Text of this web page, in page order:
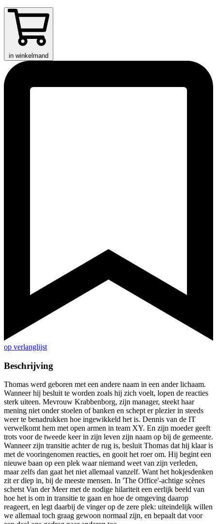
in winkelmand
op verlanglijst
Beschrijving
Thomas werd geboren met een andere naam in een ander lichaam.
Wanneer hij besluit te worden zoals hij zich voelt, lopen de reacties
sterk uiteen. Mevrouw Krabbenborg, zijn manager, steekt haar
mening niet onder stoelen of banken en schept er plezier in steeds
weer te benadrukken hoe ingewikkeld het is. Dennis van de IT
verwelkomt hem met open armen in team XY. En zijn moeder geeft
trots voor de tweede keer in zijn leven zijn naam op bij de gemeente.
Wanneer zijn transitie achter de rug is, besluit Thomas dat hij klaar is
met de vooringenomen reacties, en gooit het roer om. Hij begint een
nieuwe baan op een plek waar niemand weet van zijn verleden,
maar zelfs dan gaat het niet allemaal vanzelf. Want het hokjesdenken
zit er diep in, bij de meeste mensen. In 'The Office'-achtige scènes
schetst Van der Meer met de nodige hilariteit een eerlijk beeld van
hoe het is om in transitie te gaan en hoe de omgeving daarop
reageert, en legt daarbij de vinger op de zere plek: uiteindelijk willen
we allemaal toch graag gewoon normaal zijn, en bepaalt dat voor